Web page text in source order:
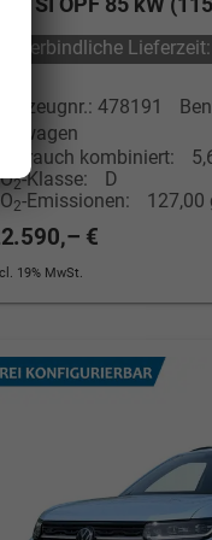
unverbindliche
Fahrzeugnr.: 478191
Neuwagen
Verbrauch kombiniert:
2-Klasse:
D
2-Emissionen: 127,00
€
19% MwSt.